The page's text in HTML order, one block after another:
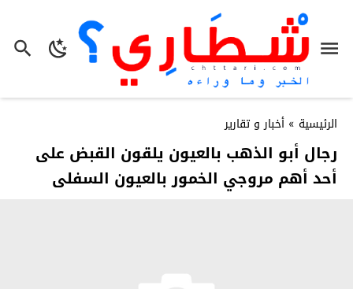
الرئيسية » أخبار و تقارير
رجال أبو الذهب بالعيون يلقون القبض على
أحد أهم مروجي الخمور بالعيون السفلى